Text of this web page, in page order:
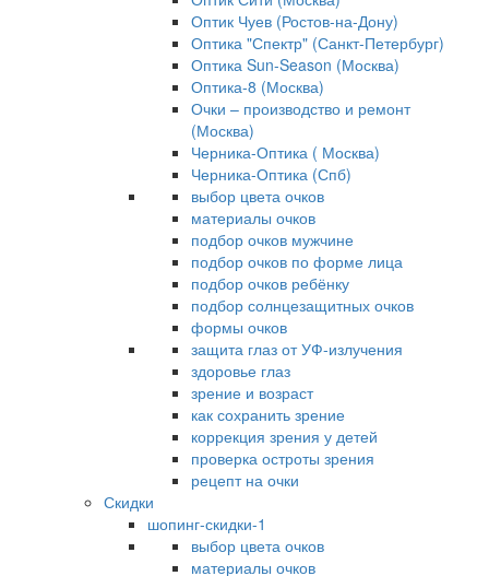
Оптик Чуев (Ростов-на-Дону)
Оптика "Спектр" (Санкт-Петербург)
Оптика Sun-Season (Москва)
Оптика-8 (Москва)
Очки – производство и ремонт
(Москва)
Черника-Оптика ( Москва)
Черника-Оптика (Спб)
выбор цвета очков
материалы очков
подбор очков мужчине
подбор очков по форме лица
подбор очков ребёнку
подбор солнцезащитных очков
формы очков
защита глаз от УФ-излучения
здоровье глаз
зрение и возраст
как сохранить зрение
коррекция зрения у детей
проверка остроты зрения
рецепт на очки
Скидки
шопинг-скидки-1
выбор цвета очков
материалы очков